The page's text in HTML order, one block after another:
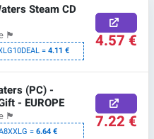
Steam CD
🏴
=4.11 € 4.57 €
(PC) -
- EUROPE
🏴
=6.64 € 7.22 €